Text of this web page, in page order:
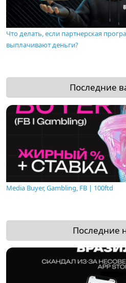
Что делать, если партнерская
выплачивают деньги?
Последние
Media Buyer, Gambling, FB | 100ftd
Последние